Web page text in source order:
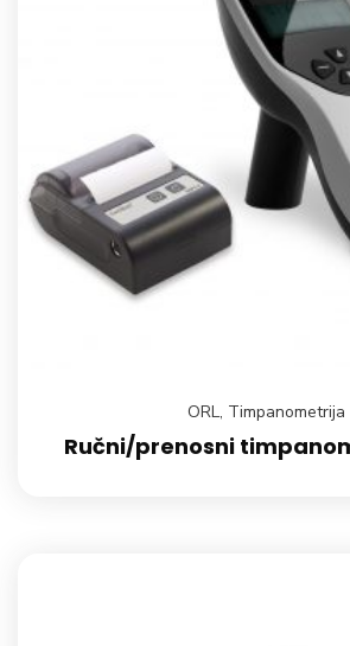
ORL, Timpanometrija
Ručni/prenosni